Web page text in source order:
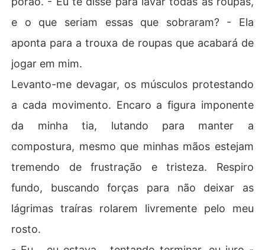
e o que seriam essas que sobraram? - Ela
aponta para a trouxa de roupas que acabará de
jogar em mim.
Levanto-me devagar, os músculos protestando
a cada movimento. Encaro a figura imponente
da minha tia, lutando para manter a
compostura, mesmo que minhas mãos estejam
tremendo de frustração e tristeza. Respiro
fundo, buscando forças para não deixar as
lágrimas traíras rolarem livremente pelo meu
rosto.